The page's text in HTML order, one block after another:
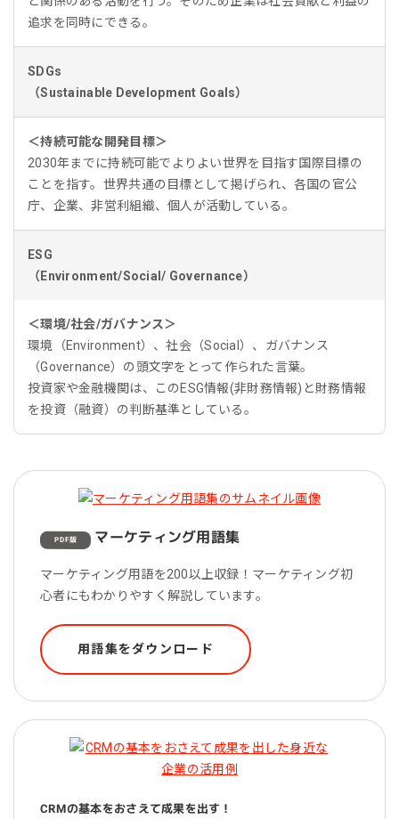
追求を同時にできる。
SDGs
（Sustainable Development Goals）
＜持続可能な開発目標＞
2030年までに持続可能でよりよい世界を目指す国際目標の
ことを指す。世界共通の目標として掲げられ、各国の官公
庁、企業、非営利組織、個人が活動している。
ESG
（Environment/Social/ Governance）
＜環境/社会/ガバナンス＞
環境（Environment）、社会（Social）、ガバナンス
（Governance）の頭文字をとって作られた言葉。
投資家や金融機関は、このESG情報(非財務情報)と財務情報
を投資（融資）の判断基準としている。
PDF版 マーケティング用語集
マーケティング用語を200以上収録！マーケティング初
心者にもわかりやすく解説しています。
用語集をダウンロード
CRMの基本をおさえて成果を出す！